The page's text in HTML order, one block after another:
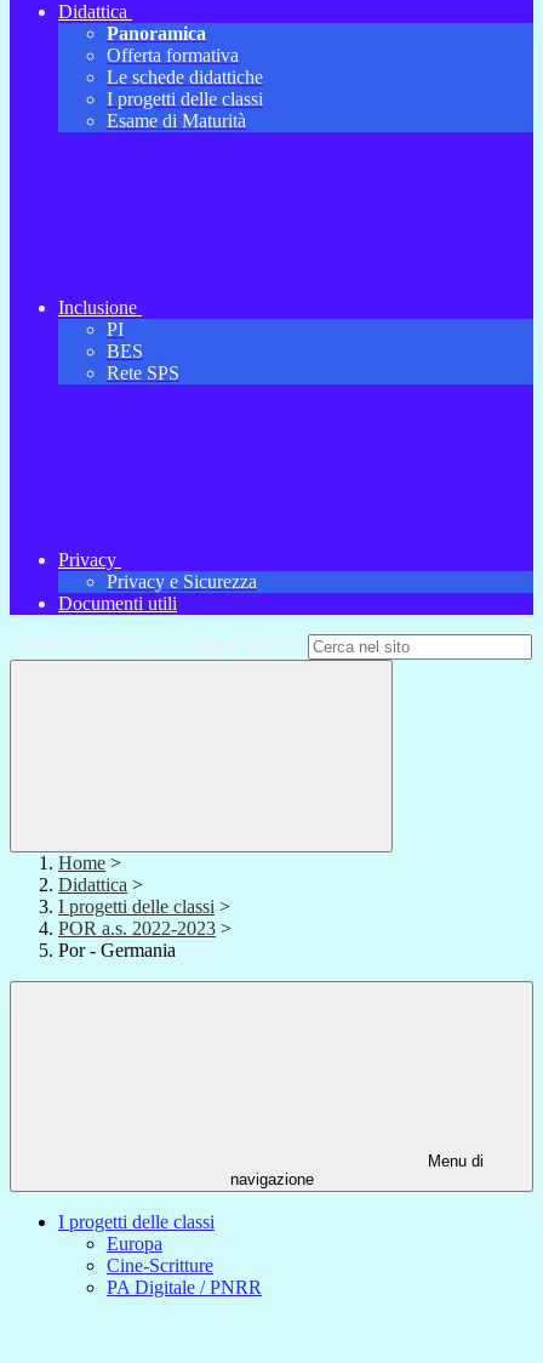
Didattica
Panoramica
Offerta formativa
Le schede didattiche
I progetti delle classi
Esame di Maturità
Inclusione
PI
BES
Rete SPS
Privacy
Privacy e Sicurezza
Documenti utili
Campo di ricerca per le pagine del sito
Home >
Didattica >
I progetti delle classi >
POR a.s. 2022-2023 >
Por - Germania
Menu di
navigazione
I progetti delle classi
Europa
Cine-Scritture
PA Digitale / PNRR